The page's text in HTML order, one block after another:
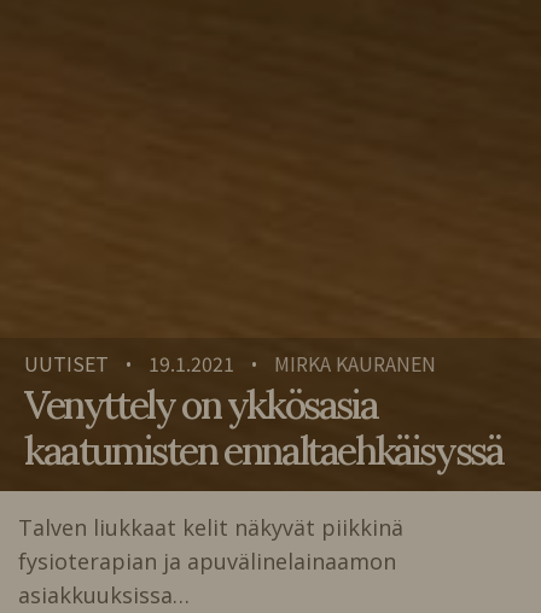
UUTISET • 19.1.2021 • MIRKA KAURANEN
Venyttely on ykkösasia
kaatumisten ennaltaehkäisyssä
Talven liukkaat kelit näkyvät piikkinä
fysioterapian ja apuvälinelainaamon
asiakkuuksissa…